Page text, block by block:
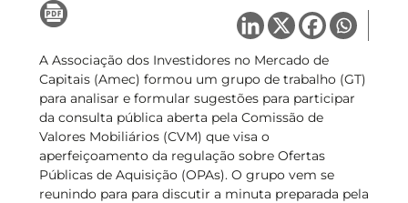
A Associação dos Investidores no Mercado de
Capitais (Amec) formou um grupo de trabalho (GT)
para analisar e formular sugestões para participar
da consulta pública aberta pela Comissão de
Valores Mobiliários (CVM) que visa o
aperfeiçoamento da regulação sobre Ofertas
Públicas de Aquisição (OPAs). O grupo vem se
reunindo para para discutir a minuta preparada pela